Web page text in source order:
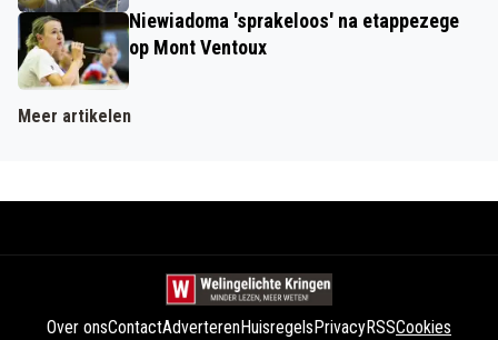
Niewiadoma 'sprakeloos' na etappezege
op Mont Ventoux
Meer artikelen
Over onsContactAdverterenHuisregelsPrivacyRSSCookies